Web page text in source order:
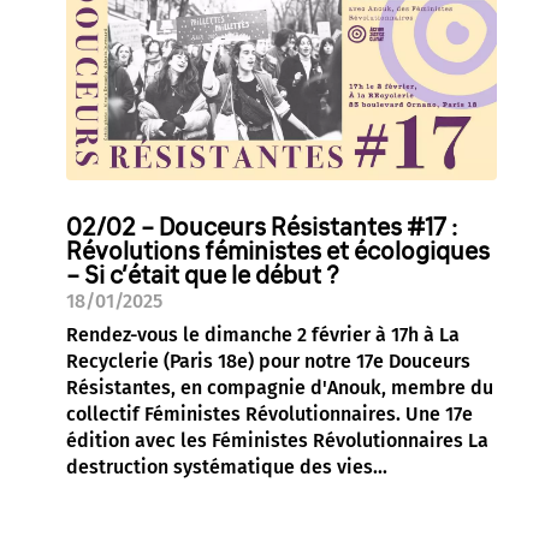
02/02 – Douceurs Résistantes #17 :
Révolutions féministes et écologiques
– Si c’était que le début ?
18/01/2025
Rendez-vous le dimanche 2 février à 17h à La
Recyclerie (Paris 18e) pour notre 17e Douceurs
Résistantes, en compagnie d'Anouk, membre du
collectif Féministes Révolutionnaires. Une 17e
édition avec les Féministes Révolutionnaires La
destruction systématique des vies...